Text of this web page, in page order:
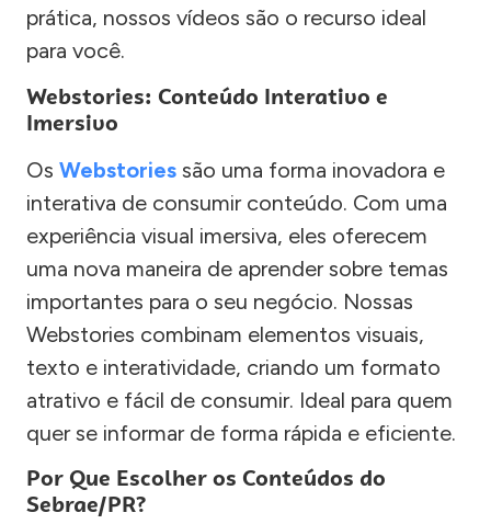
prática, nossos vídeos são o recurso ideal
para você.
Webstories: Conteúdo Interativo e
Imersivo
Os Webstories são uma forma inovadora e
interativa de consumir conteúdo. Com uma
experiência visual imersiva, eles oferecem
uma nova maneira de aprender sobre temas
importantes para o seu negócio. Nossas
Webstories combinam elementos visuais,
texto e interatividade, criando um formato
atrativo e fácil de consumir. Ideal para quem
quer se informar de forma rápida e eficiente.
Por Que Escolher os Conteúdos do
Sebrae/PR?